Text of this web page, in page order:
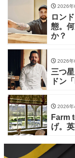
2026年
ロン
態。
か
2026年
三つ
ドン
2026年
Farm
げ。